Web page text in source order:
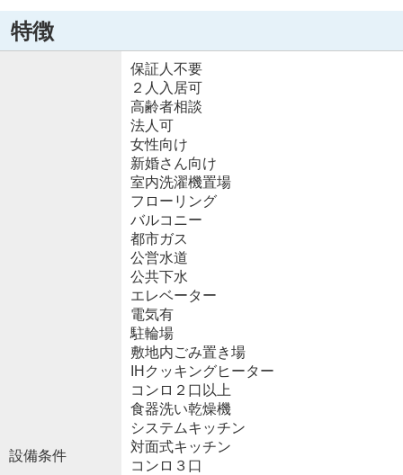
特徴
設備条件
保証人不要
２人入居可
高齢者相談
法人可
女性向け
新婚さん向け
室内洗濯機置場
フローリング
バルコニー
都市ガス
公営水道
公共下水
エレベーター
電気有
駐輪場
敷地内ごみ置き場
IHクッキングヒーター
コンロ２口以上
食器洗い乾燥機
システムキッチン
対面式キッチン
コンロ３口